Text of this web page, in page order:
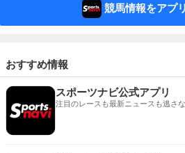
競馬情報をアプ
おすすめ情報
スポーツナビ公式アプリ
注目のレースも最新ニュースも逃さ